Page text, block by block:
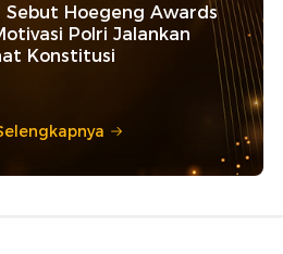
Sebut Hoegeng Awards
Polri Jalankan
Konstitusi